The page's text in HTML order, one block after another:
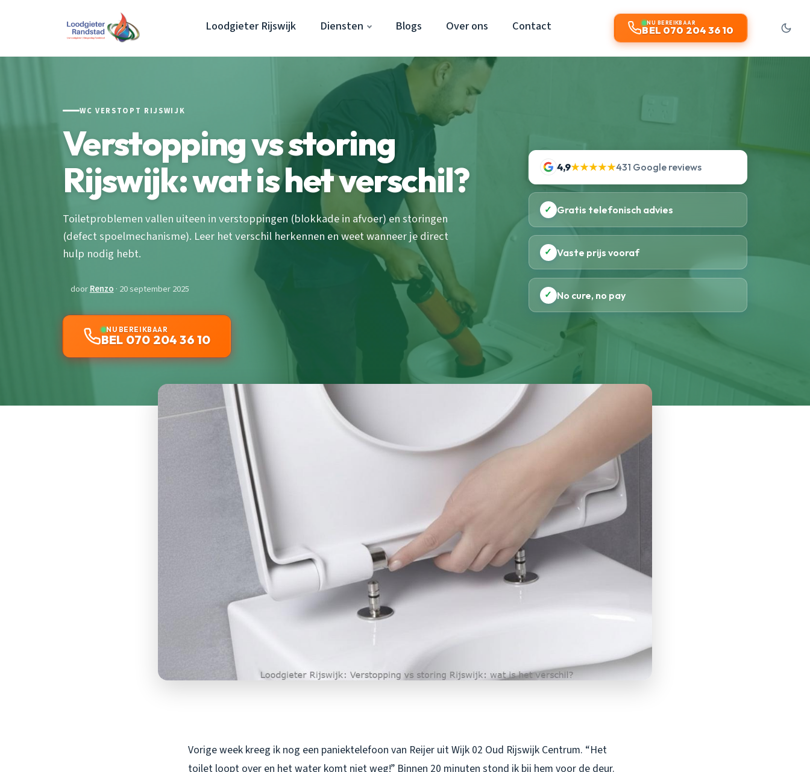
Loodgieter Rijswijk Diensten Blogs Over ons Contact NU BEREIKBAAR
BEL 070 204 36 10
WC VERSTOPT RIJSWIJK
Verstopping vs storing
Rijswijk: wat is het verschil?
Toiletproblemen vallen uiteen in verstoppingen (blokkade in afvoer) en storingen
(defect spoelmechanisme). Leer het verschil herkennen en weet wanneer je direct
hulp nodig hebt.
doorRenzo · 20 september 2025
NU BEREIKBAAR
BEL 070 204 36 10
4,9★★★★★431 Google reviews
✓ Gratis telefonisch advies
✓ Vaste prijs vooraf
✓ No cure, no pay
Vorige week kreeg ik nog een paniektelefoon van Reijer uit Wijk 02 Oud Rijswijk Centrum. “Het
toilet loopt over en het water komt niet weg!” Binnen 20 minuten stond ik bij hem voor de deur.